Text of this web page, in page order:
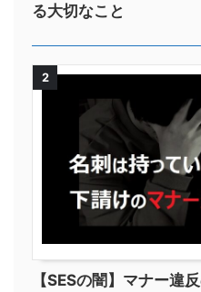
る大切なこと
2
【SESの闇】マナー違